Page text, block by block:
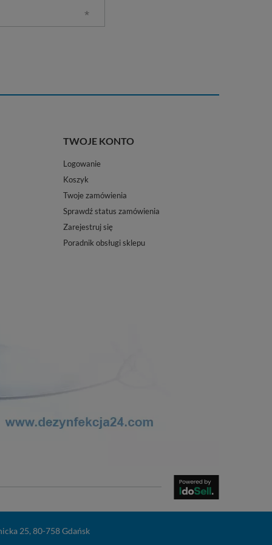
TWOJE KONTO
Logowanie
Koszyk
Twoje zamówienia
Sprawdź status zamówienia
Zarejestruj się
Poradnik obsługi sklepu
25, 80-758Gdańsk